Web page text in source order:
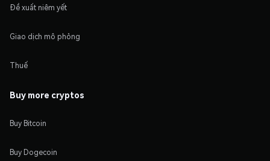
Đề xuất niêm yết
Giao dịch mô phỏng
Thuế
Buy more cryptos
Buy Bitcoin
Buy Dogecoin